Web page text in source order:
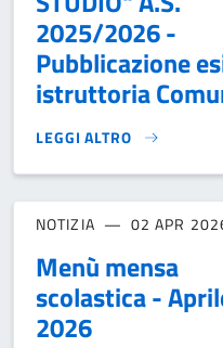
2025/2026 -
Pubblicazione
istruttoria
LEGGI ALTRO
BORSE DI STUDIO DEL
NOTIZIA 02 APR
Menù mensa
scolastica -
2026